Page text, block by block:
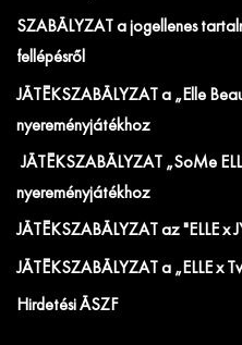
SZABÁLYZAT a jogellenes
fellépésről
JÁTÉKSZABÁLYZAT a „Elle
nyereményjátékhoz
JÁTÉKSZABÁLYZAT „SoMe
nyereményjátékhoz
JÁTÉKSZABÁLYZAT az "ELLE x
JÁTÉKSZABÁLYZAT a „ELLE x
Hirdetési ÁSZF